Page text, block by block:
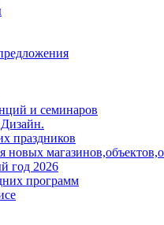
и семинаров
праздников
новых
год 2026
программ